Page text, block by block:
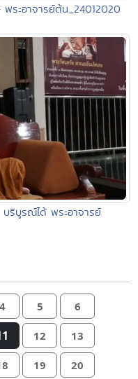
ระอาจารย์ต้น_24012020
ริบูรณ์ได้ พระอาจารย์
4 5 6
12 13
19 20